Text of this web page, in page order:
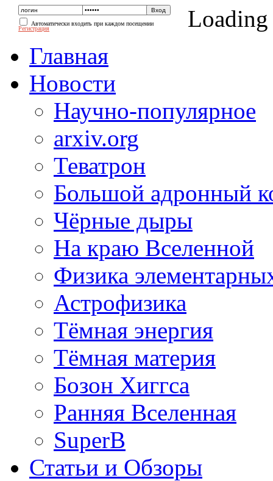
Автоматически входить при каждом посещении
Регистрация
Loading
Главная
Новости
Научно-популярное
arxiv.org
Теватрон
Большой адронный
Чёрные дыры
На краю Вселенной
Физика
Астрофизика
Тёмная энергия
Тёмная материя
Бозон Хиггса
Ранняя Вселенная
SuperB
Статьи и Обзоры